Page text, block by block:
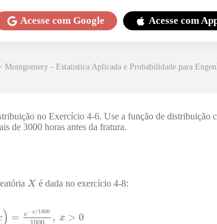
Acesse com Google Acesse com
Montgomery - Estatística Aplicada e Probabilidade para
no Exercício 4-6. Use a função de distribuição
de 3000 horas antes da fratura.
é dada no exercício 4-8: